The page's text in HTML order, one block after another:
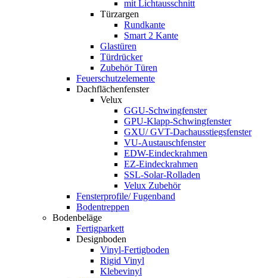
mit Lichtausschnitt
Türzargen
Rundkante
Smart 2 Kante
Glastüren
Türdrücker
Zubehör Türen
Feuerschutzelemente
Dachflächenfenster
Velux
GGU-Schwingfenster
GPU-Klapp-Schwingfenster
GXU/ GVT-Dachausstiegsfenster
VU-Austauschfenster
EDW-Eindeckrahmen
EZ-Eindeckrahmen
SSL-Solar-Rolladen
Velux Zubehör
Fensterprofile/ Fugenband
Bodentreppen
Bodenbeläge
Fertigparkett
Designboden
Vinyl-Fertigboden
Rigid Vinyl
Klebevinyl